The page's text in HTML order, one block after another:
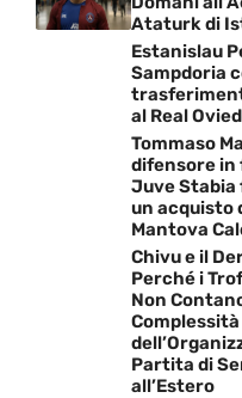
Ataturk di
Estanislau
Sampdoria
al Real
Tommaso
difensore in
Juve Stabia
un acquisto
Mantova
Chivu e il
Perché i
Non
Complessità
Partita di
all’Estero